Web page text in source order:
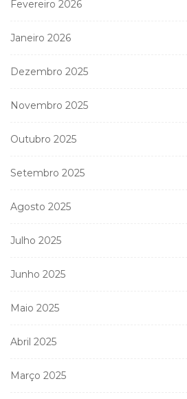
Fevereiro 2026
Janeiro 2026
Dezembro 2025
Novembro 2025
Outubro 2025
Setembro 2025
Agosto 2025
Julho 2025
Junho 2025
Maio 2025
Abril 2025
Março 2025